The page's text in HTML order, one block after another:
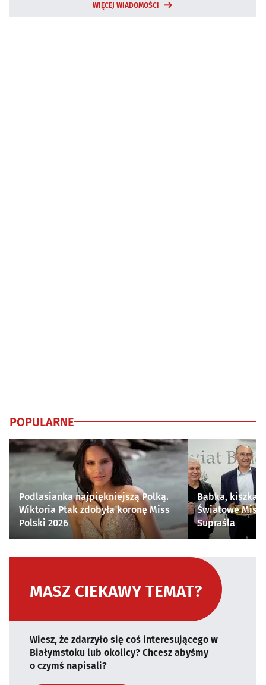
WIĘCEJ WIADOMOŚCI
POPULARNE
Podlasianka najpiękniejszą Polką.
Wiktoria Ptak zdobyła koronę Miss
Polski 2026
Babka, kiszka i
Światowe
Supraśla
MASZ CIEKAWY TEMAT?
Wiesz, że zdarzyło się coś interesującego w
Białymstoku lub okolicy? Chcesz abyśmy
o czymś napisali?